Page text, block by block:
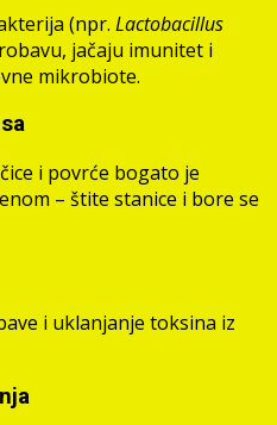
(npr. Lactobacillus
jačaju imunitet i
mikrobiote.
i povrće bogato je
– štite stanice i bore se
i uklanjanje toksina iz